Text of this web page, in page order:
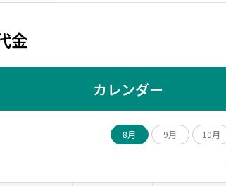
金
カレンダー
8月 9月 10月